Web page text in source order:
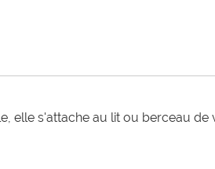
elle s'attache au lit ou berceau